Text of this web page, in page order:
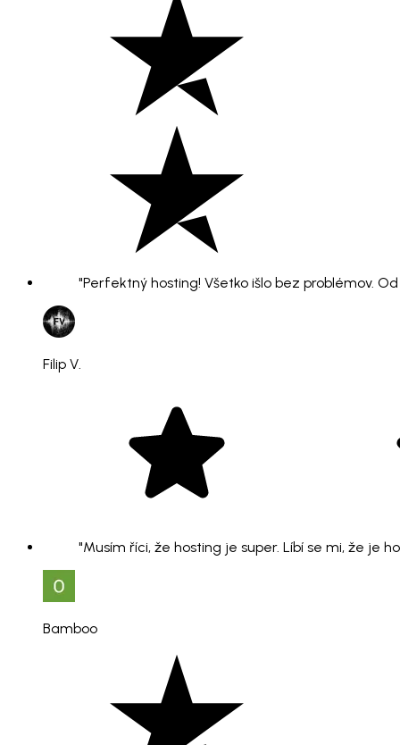
"Perfektný hosting! Všetko išlo bez problémov.
Filip V.
"Musím říci, že hosting je super. Líbí se mi, že je
Bamboo